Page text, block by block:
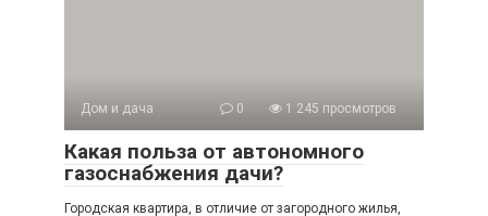
Дом и дача 0 1 245 просмотров
Какая польза от автономного
газоснабжения дачи?
Городская квартира, в отличие от загородного жилья,